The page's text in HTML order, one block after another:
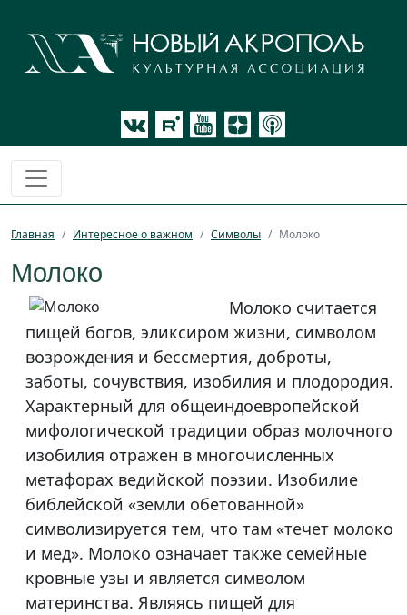
Главная Интересное о важном Символы Молоко
Молоко
Молоко считается
пищей богов, эликсиром жизни, символом
возрождения и бессмертия, доброты,
заботы, сочувствия, изобилия и плодородия.
Характерный для общеиндоевропейской
мифологической традиции образ молочного
изобилия отражен в многочисленных
метафорах ведийской поэзии. Изобилие
библейской «земли обетованной»
символизируется тем, что там «течет молоко
и мед». Молоко означает также семейные
кровные узы и является символом
материнства. Являясь пищей для